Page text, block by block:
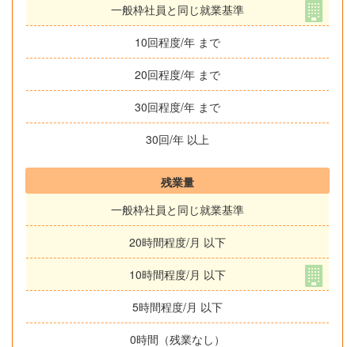
一般枠社員と同じ就業基準
10回程度/年 まで
20回程度/年 まで
30回程度/年 まで
30回/年 以上
残業量
一般枠社員と同じ就業基準
20時間程度/月 以下
10時間程度/月 以下
5時間程度/月 以下
0時間（残業なし）